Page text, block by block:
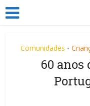
Comunidades •
60 anos